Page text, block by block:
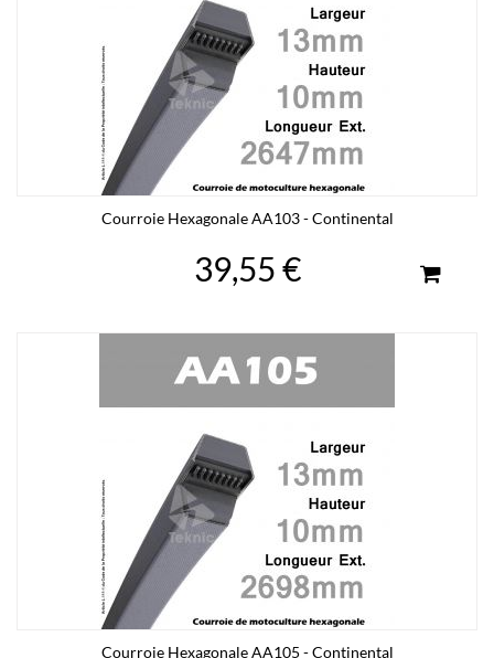
Courroie Hexagonale AA103 - Continental
39,55 €
Courroie Hexagonale AA105 - Continental